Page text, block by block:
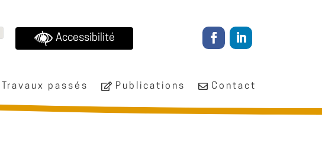
Accessibilité
Travaux passés Publications Contact